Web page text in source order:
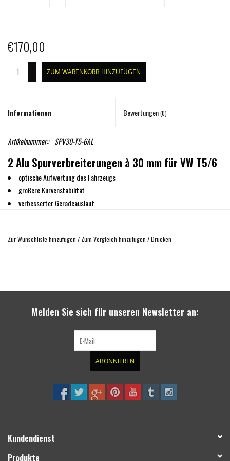
€170,00
ZUM WARENKORB HINZUFÜGEN
Informationen Bewertungen(0)
Artikelnummer:: SPV30-T5-6AL
2 Alu Spurverbreiterungen à 30 mm für VW T5/6
optische Aufwertung des Fahrzeugs
größere Kurvenstabilität
verbesserter Geradeauslauf
mit vielen Rad-Reifen-Kombinationen verwendbar
Zur Wunschliste hinzufügen / Zum Vergleich hinzufügen /Drucken
Melden Sie sich für unseren Newsletter an:
ABONNIEREN
Kundendienst
Produkte